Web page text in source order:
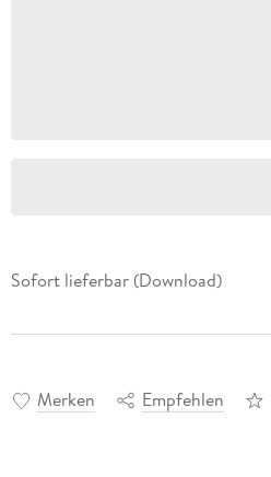
Sofort lieferbar (Download)
Merken Empfehlen